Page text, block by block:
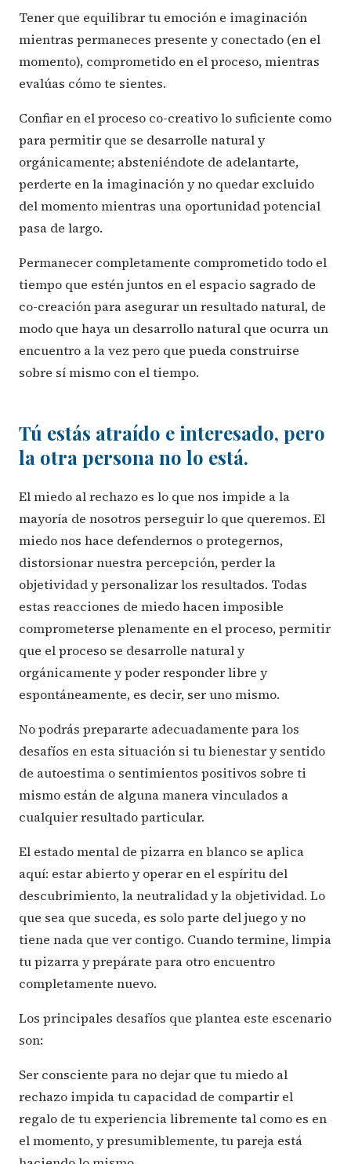
Tener que equilibrar tu emoción e imaginación
mientras permaneces presente y conectado (en el
momento), comprometido en el proceso, mientras
evalúas cómo te sientes.
Confiar en el proceso co-creativo lo suficiente como
para permitir que se desarrolle natural y
orgánicamente; absteniéndote de adelantarte,
perderte en la imaginación y no quedar excluido
del momento mientras una oportunidad potencial
pasa de largo.
Permanecer completamente comprometido todo el
tiempo que estén juntos en el espacio sagrado de
co-creación para asegurar un resultado natural, de
modo que haya un desarrollo natural que ocurra un
encuentro a la vez pero que pueda construirse
sobre sí mismo con el tiempo.
Tú estás atraído e interesado, pero
la otra persona no lo está.
El miedo al rechazo es lo que nos impide a la
mayoría de nosotros perseguir lo que queremos. El
miedo nos hace defendernos o protegernos,
distorsionar nuestra percepción, perder la
objetividad y personalizar los resultados. Todas
estas reacciones de miedo hacen imposible
comprometerse plenamente en el proceso, permitir
que el proceso se desarrolle natural y
orgánicamente y poder responder libre y
espontáneamente, es decir, ser uno mismo.
No podrás prepararte adecuadamente para los
desafíos en esta situación si tu bienestar y sentido
de autoestima o sentimientos positivos sobre ti
mismo están de alguna manera vinculados a
cualquier resultado particular.
El estado mental de pizarra en blanco se aplica
aquí: estar abierto y operar en el espíritu del
descubrimiento, la neutralidad y la objetividad. Lo
que sea que suceda, es solo parte del juego y no
tiene nada que ver contigo. Cuando termine, limpia
tu pizarra y prepárate para otro encuentro
completamente nuevo.
Los principales desafíos que plantea este escenario
son:
Ser consciente para no dejar que tu miedo al
rechazo impida tu capacidad de compartir el
regalo de tu experiencia libremente tal como es en
el momento, y presumiblemente, tu pareja está